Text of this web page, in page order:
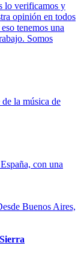
lo verificamos y
opinión en todos
tenemos una
Somos
la música de
con una
Buenos Aires,